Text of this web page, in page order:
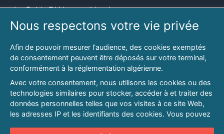
Le Guide D'Alger, guide-alger.com
NOS RÉSEAUX SOCIAUX
Notre page Facebook
Notre page LinkedIn
Notre page Instagram
Notre page Twitter
Nous respectons votre vie privée
Afin de pouvoir mesurer l'audience, des cookies exemptés
de consentement peuvent être déposés sur votre terminal,
conformément à la réglementation algérienne.
Avec votre consentement, nous utilisons les cookies ou des
technologies similaires pour stocker, accéder à et traiter des
données personnelles telles que vos visites à ce site Web,
les adresses IP et les identifiants des cookies. Vous pouvez